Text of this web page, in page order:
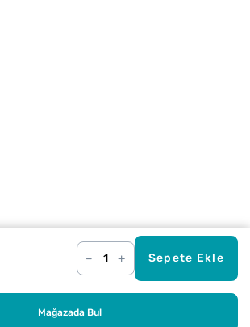
– + Sepete Ekle
Mağazada Bul